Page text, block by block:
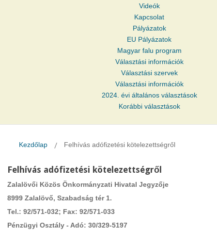
Videók
Kapcsolat
Pályázatok
EU Pályázatok
Magyar falu program
Választási információk
Választási szervek
Választási információk
2024. évi általános választások
Korábbi választások
Kezdőlap Felhívás adófizetési kötelezettségről
Felhívás adófizetési kötelezettségről
Zalalövői Közös Önkormányzati Hivatal Jegyzője
8999 Zalalövő, Szabadság tér 1.
Tel.: 92/571-032; Fax: 92/571-033
Pénzügyi Osztály - Adó: 30/329-5197